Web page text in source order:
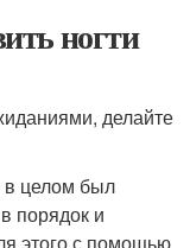
ногти
делайте
в целом был
порядок и